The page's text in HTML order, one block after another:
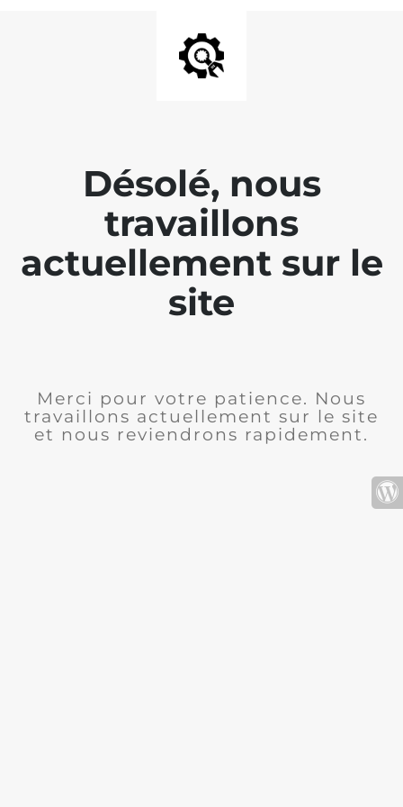
Désolé, nous
travaillons
actuellement sur le
site
Merci pour votre patience. Nous
travaillons actuellement sur le site
et nous reviendrons rapidement.